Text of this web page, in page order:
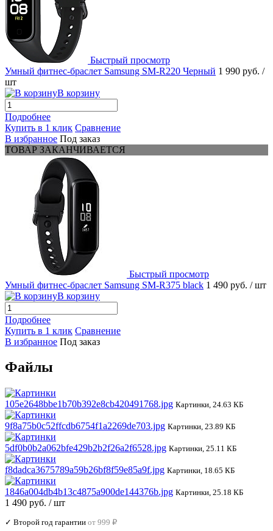
Быстрый просмотр
Умный фитнес-браслет Samsung SM-R220 Черный 1 990 руб. /
шт
В корзину
Подробнее
Купить в 1 клик Сравнение
В избранное Под заказ
ТОВАР ЗАКАНЧИВАЕТСЯ
Быстрый просмотр
Умный фитнес-браслет Samsung SM-R375 black 1 490 руб. / шт
В корзину
Подробнее
Купить в 1 клик Сравнение
В избранное Под заказ
Файлы
105e2648bbe1b70b392e8cb420491768.jpg Картинки, 24.63 КБ
9f8a75b0c52ffcdb6754f1a2269de703.jpg Картинки, 23.89 КБ
5df0b0b2a062bfe429b2b2f26a2f6528.jpg Картинки, 25.11 КБ
f8dadca3675789a59b26bf8f59e85a9f.jpg Картинки, 18.65 КБ
1846a004db4b13c4875a900de144376b.jpg Картинки, 25.18 КБ
1 490 руб. / шт
✓ Второй год гарантии от 999 ₽